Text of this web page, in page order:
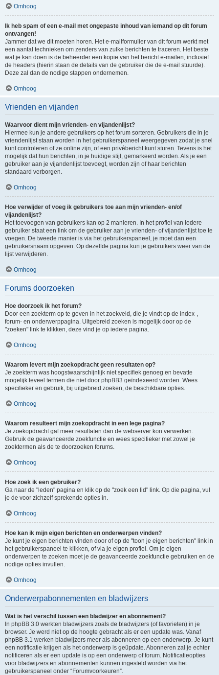
Omhoog
Ik heb spam of een e-mail met ongepaste inhoud van iemand op dit forum
ontvangen!
Jammer dat we dit moeten horen. Het e-mailformulier van dit forum werkt met
een aantal technieken om zenders van zulke berichten te traceren. Het beste
wat je kan doen is de beheerder een kopie van het bericht e-mailen, inclusief
de headers (hierin staan de details van de gebruiker die de e-mail stuurde).
Deze zal dan de nodige stappen ondernemen.
Omhoog
Vrienden en vijanden
Waarvoor dient mijn vrienden- en vijandenlijst?
Hiermee kun je andere gebruikers op het forum sorteren. Gebruikers die in je
vriendenlijst staan worden in het gebruikerspaneel weergegeven zodat je snel
kunt controleren of ze online zijn, of een privébericht kunt sturen. Tevens is het
mogelijk dat hun berichten, in je huidige stijl, gemarkeerd worden. Als je een
gebruiker aan je vijandenlijst toevoegt, worden zijn of haar berichten
standaard verborgen.
Omhoog
Hoe verwijder of voeg ik gebruikers toe aan mijn vrienden- en/of
vijandenlijst?
Het toevoegen van gebruikers kan op 2 manieren. In het profiel van iedere
gebruiker staat een link om de gebruiker aan je vrienden- of vijandenlijst toe te
voegen. De tweede manier is via het gebruikerspaneel, je moet dan een
gebruikersnaam opgeven. Op dezelfde pagina kun je gebruikers weer van de
lijst verwijderen.
Omhoog
Forums doorzoeken
Hoe doorzoek ik het forum?
Door een zoekterm op te geven in het zoekveld, die je vindt op de index-,
forum- en onderwerppagina. Uitgebreid zoeken is mogelijk door op de
"zoeken" link te klikken, deze vind je op iedere pagina.
Omhoog
Waarom levert mijn zoekopdracht geen resultaten op?
Je zoekterm was hoogstwaarschijnlijk niet specifiek genoeg en bevatte
mogelijk teveel termen die niet door phpBB3 geïndexeerd worden. Wees
specifieker en gebruik, bij uitgebreid zoeken, de beschikbare opties.
Omhoog
Waarom resulteert mijn zoekopdracht in een lege pagina?
Je zoekopdracht gaf meer resultaten dan de webserver kon verwerken.
Gebruik de geavanceerde zoekfunctie en wees specifieker met zowel je
zoektermen als de te doorzoeken forums.
Omhoog
Hoe zoek ik een gebruiker?
Ga naar de "leden" pagina en klik op de "zoek een lid" link. Op die pagina, vul
je de voor zichzelf sprekende opties in.
Omhoog
Hoe kan ik mijn eigen berichten en onderwerpen vinden?
Je kunt je eigen berichten vinden door of op de "toon je eigen berichten" link in
het gebruikerspaneel te klikken, of via je eigen profiel. Om je eigen
onderwerpen te zoeken moet je de geavanceerde zoekfunctie gebruiken en de
nodige opties invullen.
Omhoog
Onderwerpabonnementen en bladwijzers
Wat is het verschil tussen een bladwijzer en abonnement?
In phpBB 3.0 werkten bladwijzers zoals de bladwijzers (of favorieten) in je
browser. Je werd niet op de hoogte gebracht als er een update was. Vanaf
phpBB 3.1 werken bladwijzers meer als abonneren op een onderwerp. Je kunt
een notificatie krijgen als het onderwerp is geüpdate. Abonneren zal je echter
notificeren als er een update is op een onderwerp of forum. Notificatieopties
voor bladwijzers en abonnementen kunnen ingesteld worden via het
gebruikerspaneel onder “Forumvoorkeuren”.